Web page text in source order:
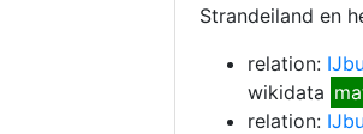
Strandeiland en
relation:
wikidata
relation: